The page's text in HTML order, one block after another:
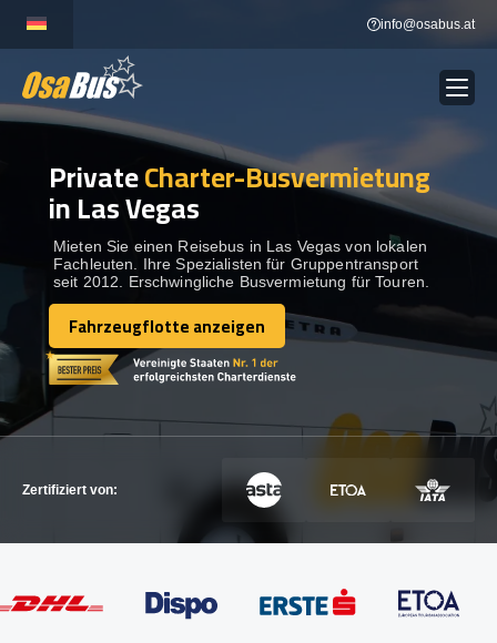
content
info@osabus.at
BUSVERMIETUNG Show dropdown
REISEZIELE Show dropdown
FLOTTE
KONTAKTIEREN SIE UNS
KONTAKTIEREN SIE UNS
PrivateCharter-Busvermietung
in Las Vegas
Mieten Sie einen Reisebus in Las Vegas von lokalen
Fachleuten. Ihre Spezialisten für Gruppentransport
seit 2012. Erschwingliche Busvermietung für Touren.
Fahrzeugflotte anzeigen
Fahrzeugflotte anzeigen
Zertifiziert von: